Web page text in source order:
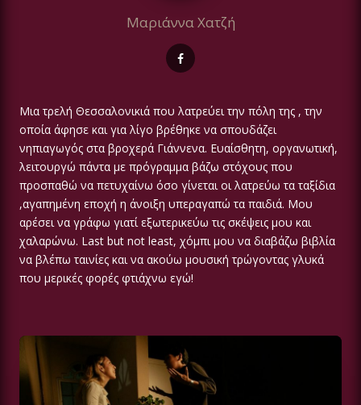
Μαριάννα Χατζή
Μια τρελή Θεσσαλονικιά που λατρεύει την πόλη της , την
οποία άφησε και για λίγο βρέθηκε να σπουδάζει
νηπιαγωγός στα βροχερά Γιάννενα. Ευαίσθητη, οργανωτική,
λειτουργώ πάντα με πρόγραμμα βάζω στόχους που
προσπαθώ να πετυχαίνω όσο γίνεται οι λατρεύω τα ταξίδια
,αγαπημένη εποχή η άνοιξη υπεραγαπώ τα παιδιά. Μου
αρέσει να γράφω γιατί εξωτερικεύω τις σκέψεις μου και
χαλαρώνω. Last but not least, χόμπι μου να διαβάζω βιβλία
να βλέπω ταινίες και να ακούω μουσική τρώγοντας γλυκά
που μερικές φορές φτιάχνω εγώ!